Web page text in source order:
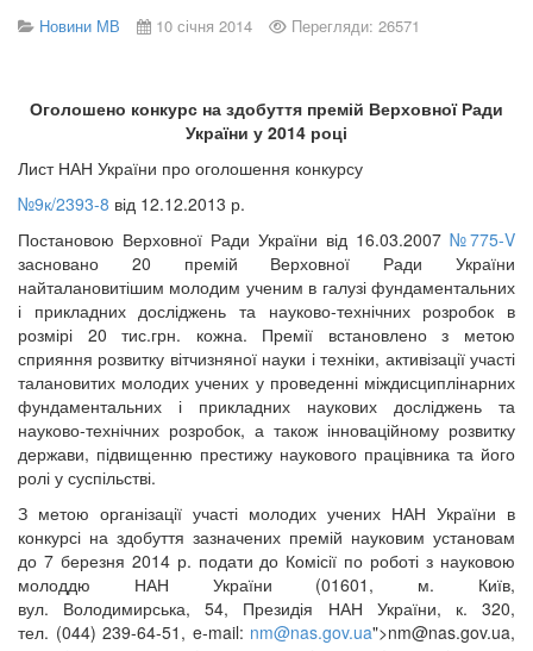
Новини МВ 10 січня 2014 Перегляди: 26571
Оголошено конкурс на здобуття премій Верховної Ради
України у 2014 році
Лист НАН України про оголошення конкурсу
№9к/2393-8 від 12.12.2013 р.
Постановою Верховної Ради України від 16.03.2007 №775-V
засновано 20 премій Верховної Ради України
найталановитішим молодим ученим в галузі фундаментальних
і прикладних досліджень та науково-технічних розробок в
розмірі 20 тис.грн. кожна. Премії встановлено з метою
сприяння розвитку вітчизняної науки і техніки, активізації участі
талановитих молодих учених у проведенні міждисциплінарних
фундаментальних і прикладних наукових досліджень та
науково-технічних розробок, а також інноваційному розвитку
держави, підвищенню престижу наукового працівника та його
ролі у суспільстві.
З метою організації участі молодих учених НАН України в
конкурсі на здобуття зазначених премій науковим установам
до 7 березня 2014 р. подати до Комісії по роботі з науковою
молоддю НАН України (01601, м. Київ,
вул. Володимирська, 54, Президія НАН України, к. 320,
тел. (044) 239-64-51, e-mail: nm@nas.gov.ua">nm@nas.gov.ua,